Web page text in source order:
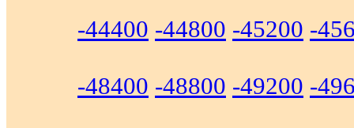
-44400 -44800 -45200 -
-48400 -48800 -49200 -